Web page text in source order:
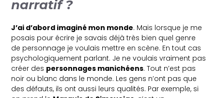
narratif ?
J’ai d’abord imaginé mon monde. Mais lorsque je me
posais pour écrire je savais déjà très bien quel genre
de personnage je voulais mettre en scène. En tout cas
psychologiquement parlant. Je ne voulais vraiment pas
créer des personnages manichéens. Tout n’est pas
noir ou blanc dans le monde. Les gens n’ont pas que
des défauts, ils ont aussi leurs qualités. Par exemple, si